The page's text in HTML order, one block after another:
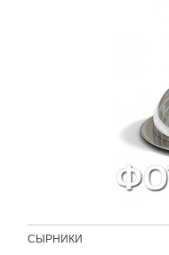
СЫРНИКИ